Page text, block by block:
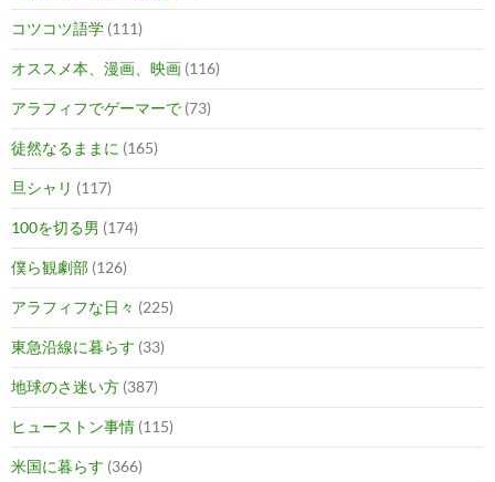
コツコツ語学 (111)
オススメ本、漫画、映画 (116)
アラフィフでゲーマーで (73)
徒然なるままに (165)
旦シャリ (117)
100を切る男 (174)
僕ら観劇部 (126)
アラフィフな日々 (225)
東急沿線に暮らす (33)
地球のさ迷い方 (387)
ヒューストン事情 (115)
米国に暮らす (366)